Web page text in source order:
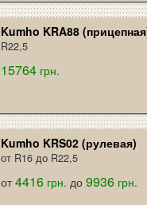
Kumho KRA88
R22,5
15764 грн.
Kumho KRS02 (рулевая)
от R16 до R22,5
от4416 грн. до9936 грн.